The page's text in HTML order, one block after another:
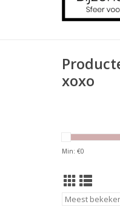
xoxo
Min: €0